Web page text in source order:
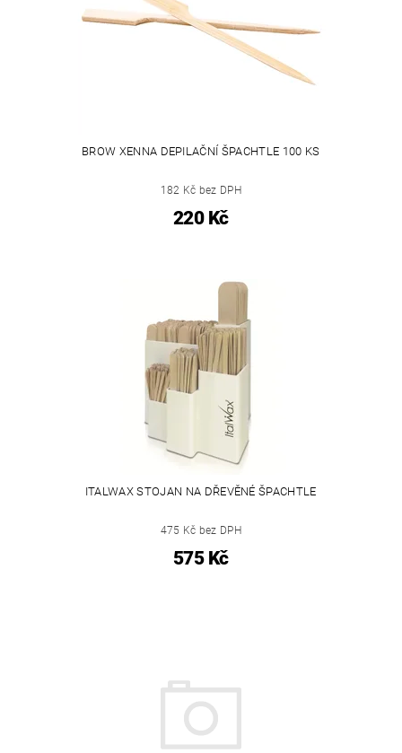
BROW XENNA DEPILAČNÍ ŠPACHTLE 100 KS
182 Kč bez DPH
220 Kč
ITALWAX STOJAN NA DŘEVĚNÉ ŠPACHTLE
475 Kč bez DPH
575 Kč